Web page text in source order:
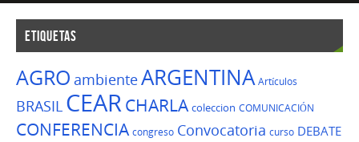
ETIQUETAS
AGRO ambienteARGENTINA Artículos
BRASIL CEARCHARLA coleccion COMUNICACIÓN
CONFERENCIA congreso Convocatoria curso DEBATE